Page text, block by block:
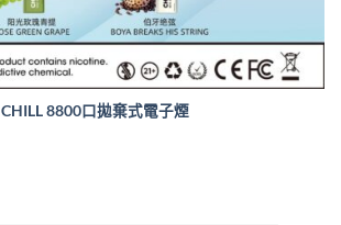
CHILL 8800口拋棄式電子煙